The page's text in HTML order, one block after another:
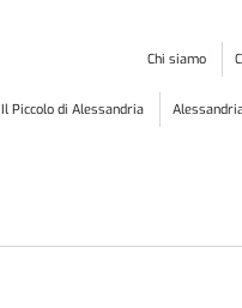
Chi siamo
Il Piccolo di Alessandria